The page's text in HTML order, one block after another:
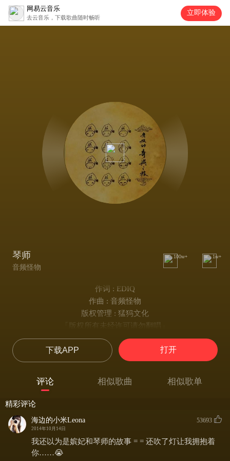
网易云音乐
去云音乐，下载歌曲随时畅听
立即体验
琴师
音频怪物
100w+ 1w+
作词 : EDIQ
作曲 : 音频怪物
版权管理 : 猛犸文化
「版权所有未经许可请勿翻唱」
若为此弦声寄入一段情
北星遥远与之呼应
再为你取出这把桐木琴
为我解开脚腕枷锁的那个你
弦声中深藏初遇的情绪
月光常常常常到故里
下载APP 打开
评论 相似歌曲 相似歌单
精彩评论
海边的小米Leona
2014年10月14日
53693
我还以为是嫔妃和琴师的故事 = = 还吹了灯让我拥抱着
你……😭